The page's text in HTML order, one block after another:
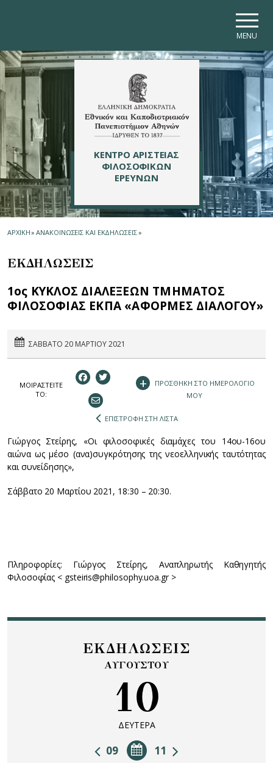
MENU
ΚΕΝΤΡΟ ΑΡΙΣΤΕΙΑΣ
ΦΙΛΟΣΟΦΙΚΩΝ
ΕΡΕΥΝΩΝ
ΑΡΧΙΚΗ» ΑΝΑΚΟΙΝΩΣΕΙΣ ΚΑΙ ΕΚΔΗΛΩΣΕΙΣ»
ΕΚΔΗΛΩΣΕΙΣ
1ος ΚΥΚΛΟΣ ΔΙΑΛΕΞΕΩΝ ΤΜΗΜΑΤΟΣ
ΦΙΛΟΣΟΦΙΑΣ ΕΚΠΑ «ΑΦΟΡΜΕΣ ΔΙΑΛΟΓΟΥ»
ΣΑΒΒΑΤΟ 20 ΜΑΡΤΙΟΥ 2021
ΜΟΙΡΑΣΤEIΤΕ
ΤΟ:
+
ΠΡΟΣΘΗΚΗ ΣΤΟ ΗΜΕΡΟΛΟΓΙΟ
ΜΟΥ
ΕΠΙΣΤΡΟΦΗ ΣΤΗ ΛΙΣΤΑ
Γιώργος Στείρης, «Οι φιλοσοφικές διαμάχες του 14ου-16ου
αιώνα ως μέσο (ανα)συγκρότησης της νεοελληνικής ταυτότητας
και συνείδησης»,
Σάββατο 20 Μαρτίου 2021, 18:30 – 20:30.
Πληροφορίες: Γιώργος Στείρης, Αναπληρωτής Καθηγητής
Φιλοσοφίας < gsteiris@philosophy.uoa.gr >
ΕΚΔΗΛΩΣΕΙΣ
ΑΥΓΟΥΣΤΟΥ
10
ΔΕΥΤΕΡΑ
11
09